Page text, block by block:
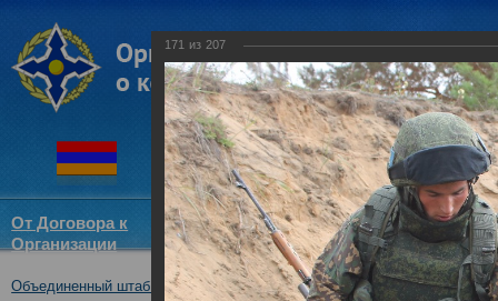
От Договора к
Организации
Структура
ОДКБ
Новости
Объединенный штаб ОДКБ
Совместное учение с
171 из 207